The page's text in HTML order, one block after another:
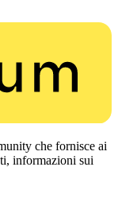
che fornisce ai
informazioni sui